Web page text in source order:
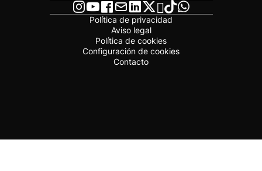
Política de privacidad
Aviso legal
Política de cookies
Configuración de cookies
Contacto